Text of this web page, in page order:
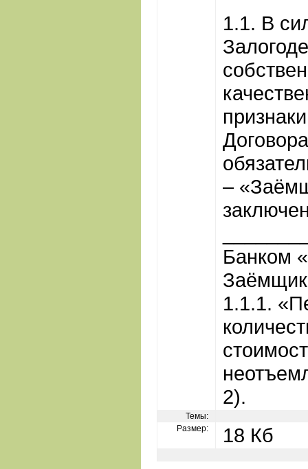
1.1. В
–
Банком
1.1.1.
2).
Темы:
Размер:
18 Кб